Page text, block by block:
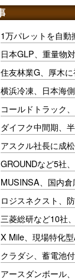
1万パレットを自
日本GLP、重量物
住友林業G、厚木
横浜冷凍、日本海
コールドトラック
ダイフク中間期、
アスクル社長に成
GROUNDなど5社
MUSINSA、国内
ロジスネクスト、
三菱総研など10社
X Mile、現場特化
クラダシ、蓄電池
アースダンボール